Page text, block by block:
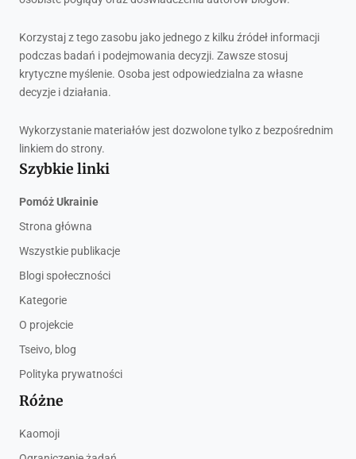
Korzystaj z tego zasobu jako jednego z kilku źródeł informacji
podczas badań i podejmowania decyzji. Zawsze stosuj
krytyczne myślenie. Osoba jest odpowiedzialna za własne
decyzje i działania.
Wykorzystanie materiałów jest dozwolone tylko z bezpośrednim
linkiem do strony.
Szybkie linki
Pomóż Ukrainie
Strona główna
Wszystkie publikacje
Blogi społeczności
Kategorie
O projekcie
Tseivo, blog
Polityka prywatności
Różne
Kaomoji